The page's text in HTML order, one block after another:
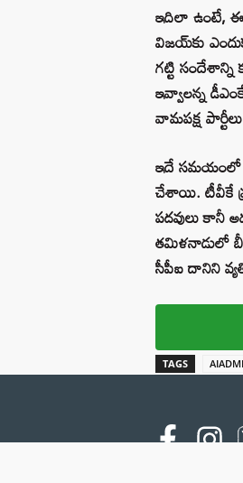
ఇదిలా ఉంటే,
విజయ్‌కు
గట్టి
ఇవ్వాలన్న
వామపక్ష
ఇదే సమయంలో
చేశాయి. టీవీకే
పదవులు కానీ
తమిళనాడులో
సీపీఐ దానిని
TAGS